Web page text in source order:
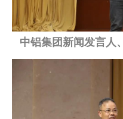
中铝集团新闻发言人